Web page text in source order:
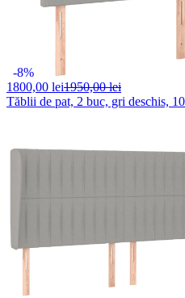
-8%
1800,00 lei1950,00 lei
Tăblii de pat, 2 buc, gri deschis,